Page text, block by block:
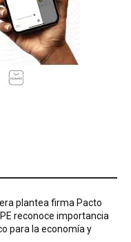
plantea firma Pacto
reconoce importancia
para la economía y